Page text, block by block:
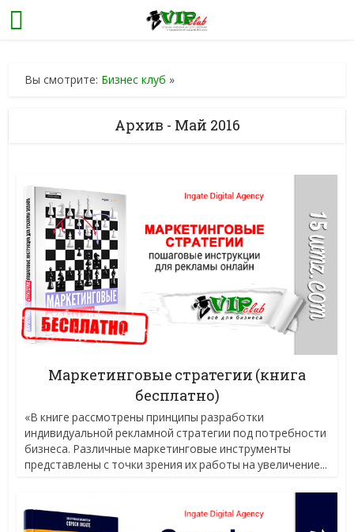
Вы смотрите: Бизнес клуб »
Архив - Май 2016
Маркетинговые стратегии (книга
бесплатно)
«В книге рассмотрены принципы разработки
индивидуальной рекламной стратегии под потребности
бизнеса. Различные маркетинговые инструменты
представлены с точки зрения их работы на увеличение...